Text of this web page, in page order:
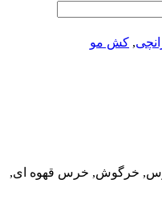
, کش مو
خرگوش, خرس قهوه ای,